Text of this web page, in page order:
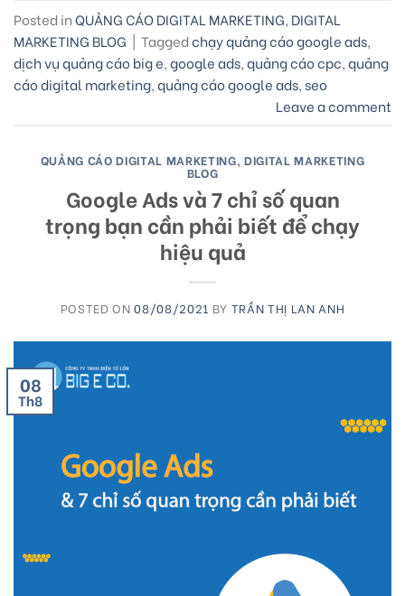
Posted inQUẢNG CÁO DIGITAL MARKETING, DIGITAL
MARKETING BLOG | Taggedchạy quảng cáo google ads,
dịch vụ quảng cáo big e,google ads,quảng cáo cpc,quảng
cáo digital marketing,quảng cáo google ads,seo
Leave a comment
QUẢNG CÁO DIGITAL MARKETING,DIGITAL MARKETING
BLOG
Google Ads và 7 chỉ số quan
trọng bạn cần phải biết để chạy
hiệu quả
POSTED ON08/08/2021 BY TRẦN THỊ LAN ANH
08
Th8